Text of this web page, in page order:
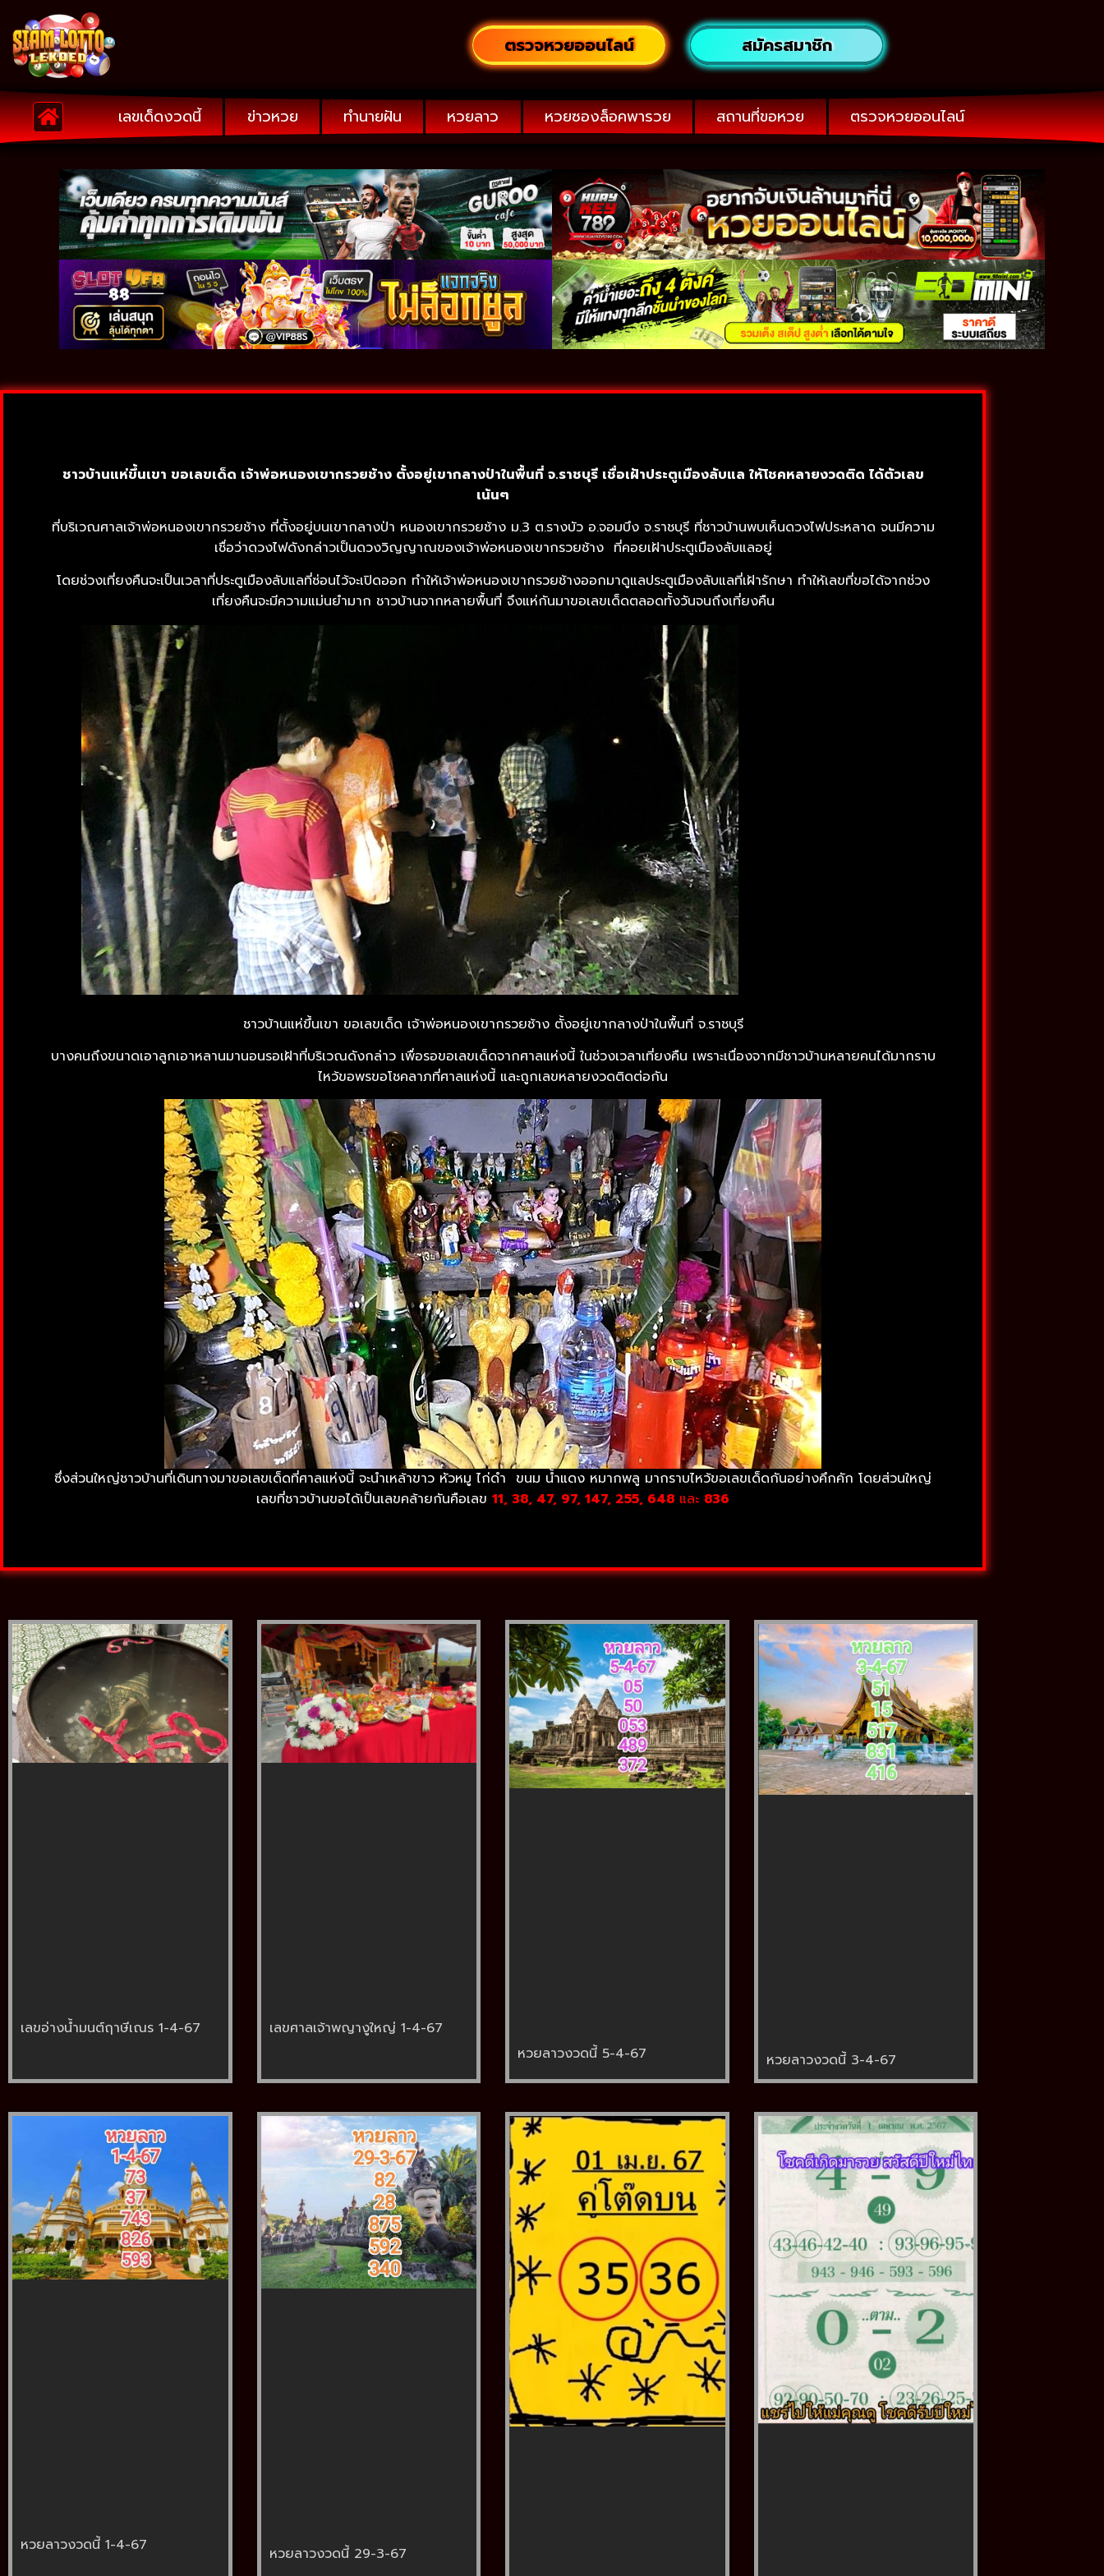
ตรวจหวยออนไลน์ สมัครสมาชิก
เลขเด็ดงวดนี้ ข่าวหวย ทำนายฝัน หวยลาว หวยซองล็อคพารวย สถานที่ขอหวย ตรวจหวยออนไลน์
ชาวบ้านแห่ขึ้นเขา ขอเลขเด็ด เจ้าพ่อหนองเขากรวยช้าง ตั้งอยู่เขากลางป่าในพื้นที่ จ.ราชบุรี เชื่อเฝ้าประตูเมืองลับแล ให้โชคหลายงวดติด ได้ตัวเลข
เน้นๆ
ที่บริเวณศาลเจ้าพ่อหนองเขากรวยช้าง ที่ตั้งอยู่บนเขากลางป่า หนองเขากรวยช้าง ม.3 ต.รางบัว อ.จอมบึง จ.ราชบุรี ที่ชาวบ้านพบเห็นดวงไฟประหลาด จนมีความ
เชื่อว่าดวงไฟดังกล่าวเป็นดวงวิญญาณของเจ้าพ่อหนองเขากรวยช้าง ที่คอยเฝ้าประตูเมืองลับแลอยู่
โดยช่วงเที่ยงคืนจะเป็นเวลาที่ประตูเมืองลับแลที่ซ่อนไว้จะเปิดออก ทำให้เจ้าพ่อหนองเขากรวยช้างออกมาดูแลประตูเมืองลับแลที่เฝ้ารักษา ทำให้เลขที่ขอได้จากช่วง
เที่ยงคืนจะมีความแม่นยำมาก ชาวบ้านจากหลายพื้นที่ จึงแห่กันมาขอเลขเด็ดตลอดทั้งวันจนถึงเที่ยงคืน
ชาวบ้านแห่ขึ้นเขา ขอเลขเด็ด เจ้าพ่อหนองเขากรวยช้าง ตั้งอยู่เขากลางป่าในพื้นที่ จ.ราชบุรี
บางคนถึงขนาดเอาลูกเอาหลานมานอนรอเฝ้าที่บริเวณดังกล่าว เพื่อรอขอเลขเด็ดจากศาลแห่งนี้ ในช่วงเวลาเที่ยงคืน เพราะเนื่องจากมีชาวบ้านหลายคนได้มากราบ
ไหว้ขอพรขอโชคลาภที่ศาลแห่งนี้ และถูกเลขหลายงวดติดต่อกัน
ซึ่งส่วนใหญ่ชาวบ้านที่เดินทางมาขอเลขเด็ดที่ศาลแห่งนี้ จะนำเหล้าขาว หัวหมู ไก่ดำ ขนม น้ำแดง หมากพลู มากราบไหว้ขอเลขเด็ดกันอย่างคึกคัก โดยส่วนใหญ่
เลขที่ชาวบ้านขอได้เป็นเลขคล้ายกันคือเลข 11, 38, 47, 97, 147, 255, 648 และ 836
เลขอ่างน้ำมนต์ฤาษีเณร 1-4-67
เลขศาลเจ้าพญางูใหญ่ 1-4-67
หวยลาวงวดนี้ 5-4-67
หวยลาวงวดนี้ 3-4-67
หวยลาวงวดนี้ 1-4-67 หวยลาวงวดนี้ 29-3-67